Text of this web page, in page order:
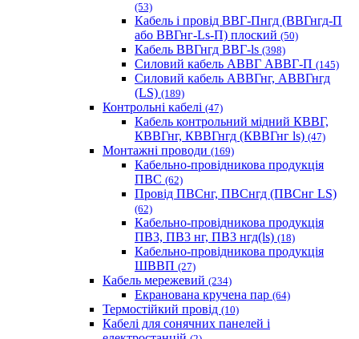
(53)
Кабель і провід ВВГ-Пнгд (ВВГнгд-П
або ВВГнг-Ls-П) плоский (50)
Кабель ВВГнгд ВВГ-ls (398)
Силовий кабель АВВГ АВВГ-П (145)
Силовий кабель АВВГнг, АВВГнгд
(LS) (189)
Контрольні кабелі (47)
Кабель контрольний мідний КВВГ,
КВВГнг, КВВГнгд (КВВГнг ls) (47)
Монтажні проводи (169)
Кабельно-провідникова продукція
ПВС (62)
Провід ПВСнг, ПВСнгд (ПВСнг LS)
(62)
Кабельно-провідникова продукція
ПВ3, ПВ3 нг, ПВ3 нгд(ls) (18)
Кабельно-провідникова продукція
ШВВП (27)
Кабель мережевий (234)
Екранована кручена пар (64)
Термостійкий провід (10)
Кабелі для сонячних панелей і